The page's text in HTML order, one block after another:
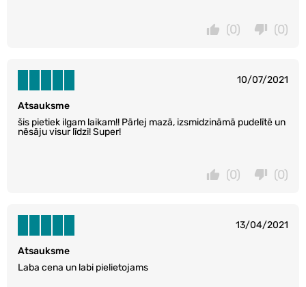
(0)
(0)
10/07/2021
Atsauksme
šis pietiek ilgam laikam!! Pārlej mazā, izsmidzināmā pudelītē un
nēsāju visur līdzi! Super!
(0)
(0)
13/04/2021
Atsauksme
Laba cena un labi pielietojams